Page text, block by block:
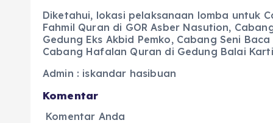
Diketahui, lokasi pelaksanaan lomba untuk
Fahmil Quran di GOR Asber Nasution,
Gedung Eks Akbid Pemko, Cabang Seni
Cabang Hafalan Quran di Gedung Balai
Admin : iskandar hasibuan
Komentar
Komentar Anda